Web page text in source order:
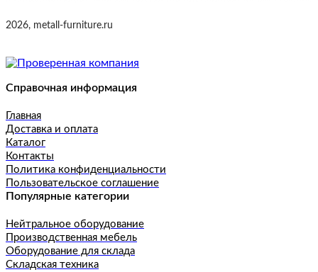
2026, metall-furniture.ru
Справочная информация
Главная
Доставка и оплата
Каталог
Контакты
Политика конфиденциальности
Пользовательское соглашение
Популярные категории
Нейтральное оборудование
Производственная мебель
Оборудование для склада
Складская техника